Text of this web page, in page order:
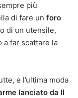
più
di fare un foro
di un utensile,
a far scattare la
e l’ultima moda
lanciato da Il